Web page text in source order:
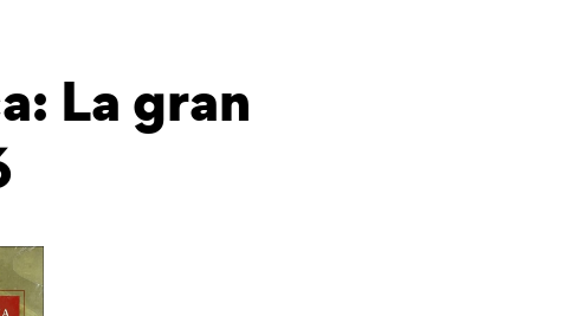
La gran